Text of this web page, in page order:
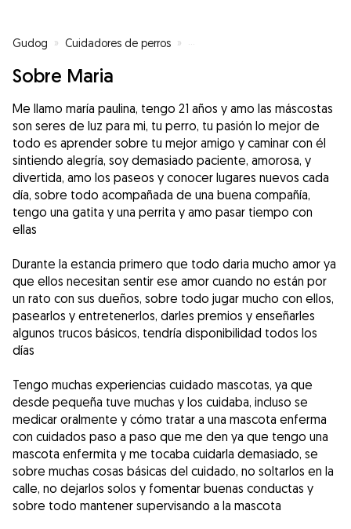
Gudog » Cuidadores de perros » Cuidadores de perros en Blanes
Sobre Maria
Me llamo maría paulina, tengo 21 años y amo las máscostas
son seres de luz para mi, tu perro, tu pasión lo mejor de
todo es aprender sobre tu mejor amigo y caminar con él
sintiendo alegría, soy demasiado paciente, amorosa, y
divertida, amo los paseos y conocer lugares nuevos cada
día, sobre todo acompañada de una buena compañía,
tengo una gatita y una perrita y amo pasar tiempo con
ellas
Durante la estancia primero que todo daria mucho amor ya
que ellos necesitan sentir ese amor cuando no están por
un rato con sus dueños, sobre todo jugar mucho con ellos,
pasearlos y entretenerlos, darles premios y enseñarles
algunos trucos básicos, tendría disponibilidad todos los
días
Tengo muchas experiencias cuidado mascotas, ya que
desde pequeña tuve muchas y los cuidaba, incluso se
medicar oralmente y cómo tratar a una mascota enferma
con cuidados paso a paso que me den ya que tengo una
mascota enfermita y me tocaba cuidarla demasiado, se
sobre muchas cosas básicas del cuidado, no soltarlos en la
calle, no dejarlos solos y fomentar buenas conductas y
sobre todo mantener supervisando a la mascota